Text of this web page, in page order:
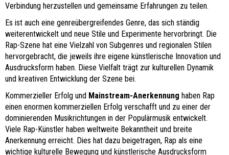
Verbindung herzustellen und gemeinsame Erfahrungen zu teilen.
Es ist auch eine genreübergreifendes Genre, das sich ständig
weiterentwickelt und neue Stile und Experimente hervorbringt. Die
Rap-Szene hat eine Vielzahl von Subgenres und regionalen Stilen
hervorgebracht, die jeweils ihre eigene künstlerische Innovation und
Ausdrucksform haben. Diese Vielfalt trägt zur kulturellen Dynamik
und kreativen Entwicklung der Szene bei.
Kommerzieller Erfolg und Mainstream-Anerkennung haben Rap
einen enormen kommerziellen Erfolg verschafft und zu einer der
dominierenden Musikrichtungen in der Populärmusik entwickelt.
Viele Rap-Künstler haben weltweite Bekanntheit und breite
Anerkennung erreicht. Dies hat dazu beigetragen, Rap als eine
wichtige kulturelle Bewegung und künstlerische Ausdrucksform